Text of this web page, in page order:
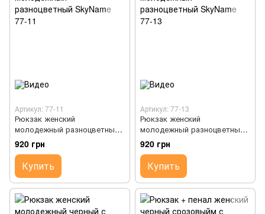
Артикул: 77-11
Рюкзак женский
молодежный разноцветный
SkyName 77-11
920 грн
Купить
Артикул: 77-13
Рюкзак женский
молодежный разноцветный
SkyName 77-13
920 грн
Купить